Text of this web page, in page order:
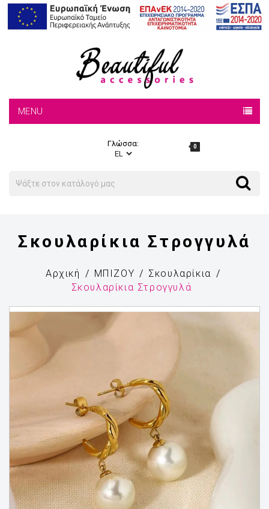
MENU
Γλώσσα: 0
Search
Σκουλαρίκια Στρογγυλά
Αρχική ΜΠΙΖΟΥ
Σκουλαρίκια
Σκουλαρίκια Στρογγυλά